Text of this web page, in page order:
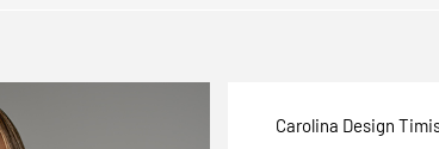
Carolina Design